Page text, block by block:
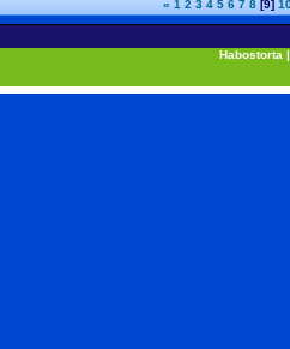
« 1 2 3 4 5 6 7 8 [9]
Habostorta